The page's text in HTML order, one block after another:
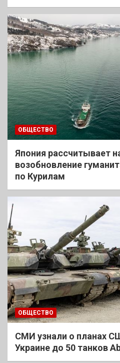
ОБЩЕСТВО
Япония рассчитывает
возобновление
по Курилам
ОБЩЕСТВО
СМИ узнали о планах
Украине до 50 танков